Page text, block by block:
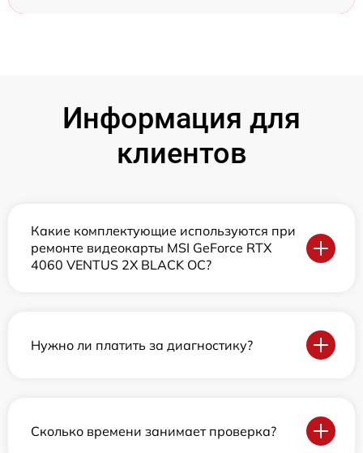
Информация для
клиентов
Какие комплектующие используются при
ремонте видеокарты MSI GeForce RTX
4060 VENTUS 2X BLACK OC?
Нужно ли платить за диагностику?
Сколько времени занимает проверка?